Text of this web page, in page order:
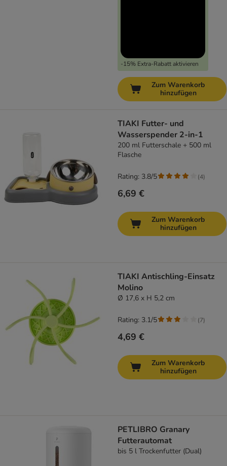
-15% Extra-Rabatt aktivieren
Zum Warenkorb
hinzufügen
TIAKI Futter- und
Wasserspender 2-in-1
200 ml Futterschale + 500 ml
Flasche
6,69 €
Rating: 3.8/5 (4)
Zum Warenkorb
hinzufügen
TIAKI Antischling-Einsatz
Molino
Ø 17,6 x H 5,2 cm
4,69 €
Rating: 3.1/5 (7)
Zum Warenkorb
hinzufügen
PETLIBRO Granary
Futterautomat
bis 5 l Trockenfutter (Dual)